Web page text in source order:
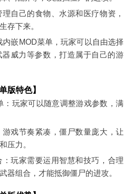
自己的食物、水源和医疗物资，
存下来。
嵌MOD菜单，玩家可以自由选择
威力等参数，打造属于自己的游
版特色】
：玩家可以随意调整游戏参数，满
戏节奏紧凑，僵尸数量庞大，让
压力。
玩家需要运用智慧和技巧，合理
器组合，才能抵御僵尸的进攻。